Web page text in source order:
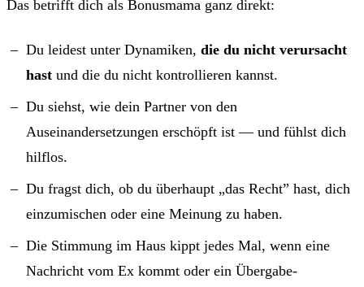
Das betrifft dich als Bonusmama ganz direkt:
Du leidest unter Dynamiken, die du nicht verursacht
hast und die du nicht kontrollieren kannst.
Du siehst, wie dein Partner von den
Auseinandersetzungen erschöpft ist — und fühlst dich
hilflos.
Du fragst dich, ob du überhaupt „das Recht” hast, dich
einzumischen oder eine Meinung zu haben.
Die Stimmung im Haus kippt jedes Mal, wenn eine
Nachricht vom Ex kommt oder ein Übergabe-